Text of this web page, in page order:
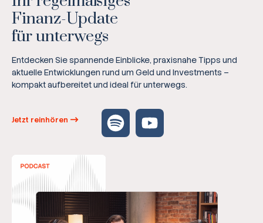
Finanz-Update
für unterwegs
Entdecken Sie spannende Einblicke, praxisnahe Tipps und
aktuelle Entwicklungen rund um Geld und Investments –
kompakt aufbereitet und ideal für unterwegs.
Jetzt reinhören